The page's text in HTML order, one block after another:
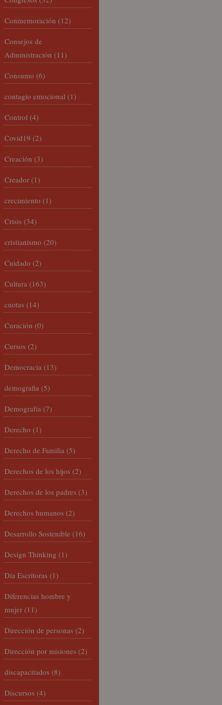
Conmemoración (12)
Consejos de
Administración (11)
Consumo (6)
contagio emocional (1)
Control (4)
Covid19 (2)
Creación (3)
Creador (1)
crecimiento (1)
Crisis (34)
cristianismo (20)
Cuidado (2)
Cultura (163)
cuotas (14)
Curación (0)
Cursos (2)
Democracia (13)
demografia (5)
Demografía (7)
Derecho (1)
Derecho de Familia (5)
Derechos de los hijos (2)
Derechos de los padres (3)
Derechos humanos (2)
Desarrollo Sostenible (16)
Design Thinking (1)
Día Escritoras (1)
Diferencias hombre y
mujer (11)
Dirección de personas (2)
Dirección por misiones (2)
discapacitados (8)
Discursos (4)